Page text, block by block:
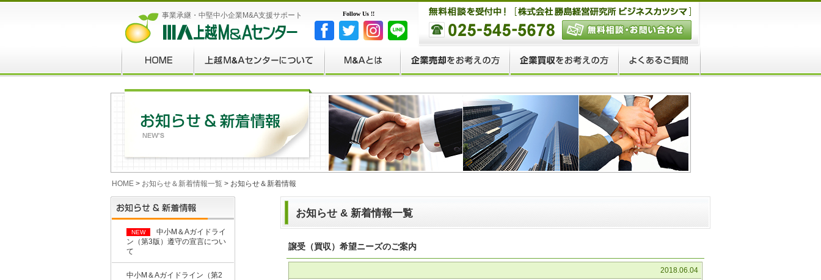
事業承継・中堅中小企業M&A支援サポート Follow Us !!
HOME > お知らせ＆新着情報一覧 > お知らせ＆新着情報
お知らせ & 新着情報一覧
譲受（買収）希望ニーズのご案内
2018.06.04
NEW
中小M＆Aガイドライ
ン（第3版）遵守の宣言につい
て
中小M＆Aガイドライン（第2